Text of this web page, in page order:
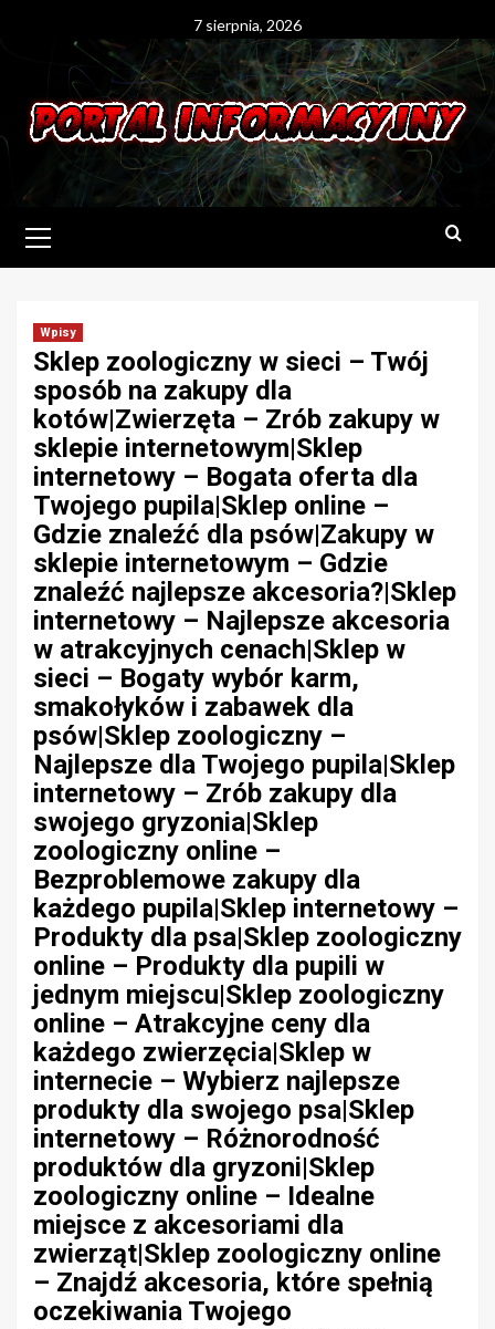
7 sierpnia, 2026
Menu
Wpisy
Sklep zoologiczny w sieci – Twój
sposób na zakupy dla
kotów|Zwierzęta – Zrób zakupy w
sklepie internetowym|Sklep
internetowy – Bogata oferta dla
Twojego pupila|Sklep online –
Gdzie znaleźć dla psów|Zakupy w
sklepie internetowym – Gdzie
znaleźć najlepsze akcesoria?|Sklep
internetowy – Najlepsze akcesoria
w atrakcyjnych cenach|Sklep w
sieci – Bogaty wybór karm,
smakołyków i zabawek dla
psów|Sklep zoologiczny –
Najlepsze dla Twojego pupila|Sklep
internetowy – Zrób zakupy dla
swojego gryzonia|Sklep
zoologiczny online –
Bezproblemowe zakupy dla
każdego pupila|Sklep internetowy –
Produkty dla psa|Sklep zoologiczny
online – Produkty dla pupili w
jednym miejscu|Sklep zoologiczny
online – Atrakcyjne ceny dla
każdego zwierzęcia|Sklep w
internecie – Wybierz najlepsze
produkty dla swojego psa|Sklep
internetowy – Różnorodność
produktów dla gryzoni|Sklep
zoologiczny online – Idealne
miejsce z akcesoriami dla
zwierząt|Sklep zoologiczny online
– Znajdź akcesoria, które spełnią
oczekiwania Twojego